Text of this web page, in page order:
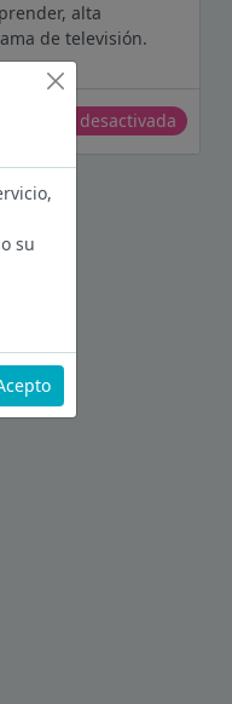
alta
de televisión.
Oferta desactivada
su